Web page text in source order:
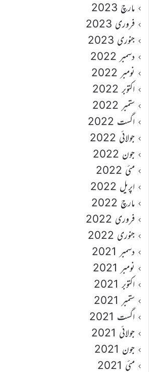
مارچ 2023
فروری 2023
جنوری 2023
دسمبر 2022
نومبر 2022
اکتوبر 2022
ستمبر 2022
اگست 2022
جولائی 2022
جون 2022
مئی 2022
اپریل 2022
مارچ 2022
فروری 2022
جنوری 2022
دسمبر 2021
نومبر 2021
اکتوبر 2021
ستمبر 2021
اگست 2021
جولائی 2021
جون 2021
مئی 2021